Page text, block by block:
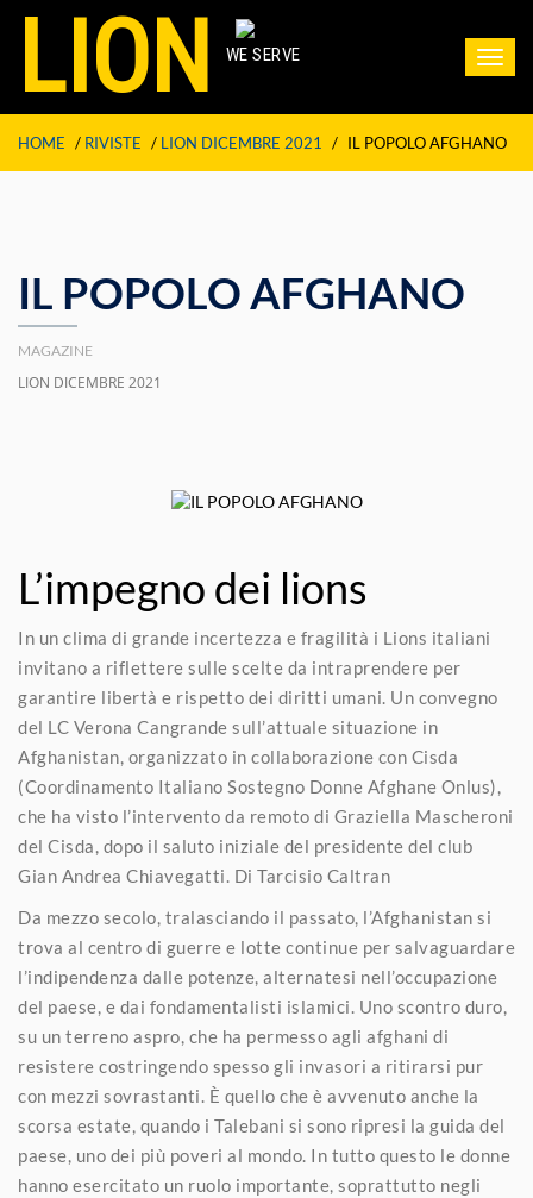
LION WE SERVE
HOME / RIVISTE / LION DICEMBRE 2021 / IL POPOLO AFGHANO
IL POPOLO AFGHANO
MAGAZINE
LION DICEMBRE 2021
L’impegno dei lions
In un clima di grande incertezza e fragilità i Lions italiani
invitano a riflettere sulle scelte da intraprendere per
garantire libertà e rispetto dei diritti umani. Un convegno
del LC Verona Cangrande sull’attuale situazione in
Afghanistan, organizzato in collaborazione con Cisda
(Coordinamento Italiano Sostegno Donne Afghane Onlus),
che ha visto l’intervento da remoto di Graziella Mascheroni
del Cisda, dopo il saluto iniziale del presidente del club
Gian Andrea Chiavegatti. Di Tarcisio Caltran
Da mezzo secolo, tralasciando il passato, l’Afghanistan si
trova al centro di guerre e lotte continue per salvaguardare
l’indipendenza dalle potenze, alternatesi nell’occupazione
del paese, e dai fondamentalisti islamici. Uno scontro duro,
su un terreno aspro, che ha permesso agli afghani di
resistere costringendo spesso gli invasori a ritirarsi pur
con mezzi sovrastanti. È quello che è avvenuto anche la
scorsa estate, quando i Talebani si sono ripresi la guida del
paese, uno dei più poveri al mondo. In tutto questo le donne
hanno esercitato un ruolo importante, soprattutto negli